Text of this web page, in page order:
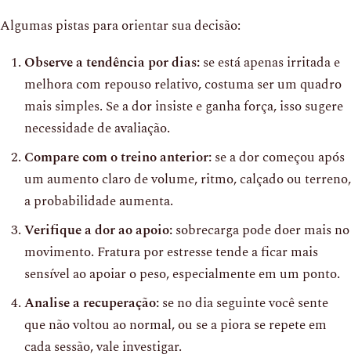
Algumas pistas para orientar sua decisão:
Observe a tendência por dias:se está apenas irritada e
melhora com repouso relativo, costuma ser um quadro
mais simples. Se a dor insiste e ganha força, isso sugere
necessidade de avaliação.
Compare com o treino anterior:se a dor começou após
um aumento claro de volume, ritmo, calçado ou terreno,
a probabilidade aumenta.
Verifique a dor ao apoio:sobrecarga pode doer mais no
movimento. Fratura por estresse tende a ficar mais
sensível ao apoiar o peso, especialmente em um ponto.
Analise a recuperação:se no dia seguinte você sente
que não voltou ao normal, ou se a piora se repete em
cada sessão, vale investigar.